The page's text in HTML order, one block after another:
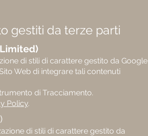
gestiti da terze parti
di stili di carattere gestito da Google
Web di integrare tali contenuti
di Tracciamento.
Policy.
di stili di carattere gestito da